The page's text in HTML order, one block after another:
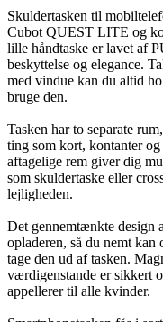
Skuldertasken til
Cubot QUEST LITE og
lille håndtaske er lavet af
beskyttelse og elegance.
med vindue kan du altid
bruge den.
Tasken har to separate
ting som kort, kontanter
aftagelige rem giver dig
som skuldertaske eller
lejligheden.
Det gennemtænkte design
opladeren, så du nemt
tage den ud af tasken.
værdigenstande er sikkert
appellerer til alle kvinder.